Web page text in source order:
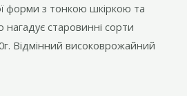
форми з тонкою шкіркою та
старовинні сорти
Відмінний високоврожайний